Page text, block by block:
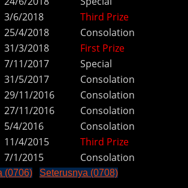
3/6/2018
Third Prize
25/4/2018
Consolation
31/3/2018
First Prize
7/11/2017
Special
31/5/2017
Consolation
29/11/2016
Consolation
27/11/2016
Consolation
5/4/2016
Consolation
11/4/2015
Third Prize
7/1/2015 Consolation
(0706) Seterusnya (0708)